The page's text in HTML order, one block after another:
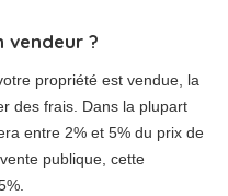
vendeur ?
propriété est vendue, la
des frais. Dans la plupart
entre 2% et 5% du prix de
publique, cette